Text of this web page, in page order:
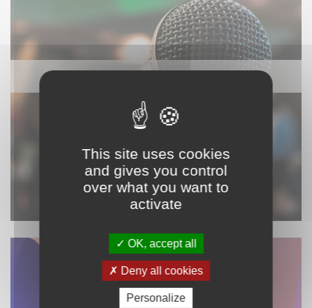
This site uses cookies
and gives you control
over what you want to
activate
OK, accept all
Deny all cookies
Personalize